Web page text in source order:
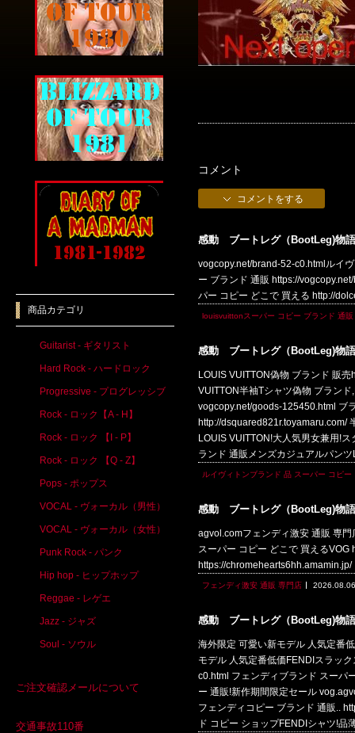
コメント
コメントをする
感動 ブートレグ（BootLeg)物語
vogcopy.net/brand-52-c0.htmlルイ
ー ブランド 通販 https://
パー コピー どこで 買える http://
louisvuittonスーパー コピー ブランド 通販
感動 ブートレグ（BootLeg)物語
LOUIS VUITTON偽物 ブランド 販
VUITTON半袖Tシャツ偽物 ブラン
vogcopy.net/goods-125450.html ブ
http://dsquared821r.toyamaru.com/
LOUIS VUITTON!大人気男女兼用!
ランド 通販メンズカジュアルパン
ルイヴィトンブランド 品 スーパー コピー
感動 ブートレグ（BootLeg)物語
agvol.comフェンディ激安 通販 専
スーパー コピー どこで 買える
https://chromehearts6hh.amamin.jp/
フェンディ激安 通販 専門店 2026.08.06
感動 ブートレグ（BootLeg)物語
海外限定 可愛い新モデル 人気定番
モデル 人気定番低価FENDIスラッ
c0.html フェンディブランド スーパ
ー 通販!新作期間限定セール
フェンディコピー ブランド 通販..
ド コピー ショップFENDIシャツ!
商品カテゴリ
Guitarist - ギタリスト
Hard Rock - ハードロック
Progressive - プログレッシブ
Rock - ロック【A - H】
Rock - ロック 【I - P】
Rock - ロック 【Q - Z】
Pops - ポップス
VOCAL - ヴォーカル（男性）
VOCAL - ヴォーカル（女性）
Punk Rock - パンク
Hip hop - ヒップホップ
Reggae - レゲエ
Jazz - ジャズ
Soul - ソウル
ご注文確認メールについて
交通事故110番